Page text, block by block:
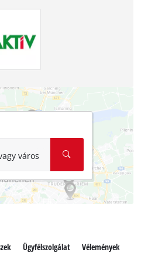
város
Ügyfélszolgálat Vélemények